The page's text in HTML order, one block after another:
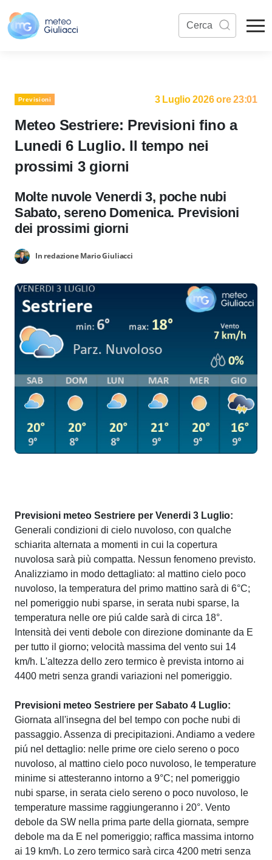
Previsioni 3 Luglio 2026 ore 23:01
Meteo Sestriere: Previsioni fino a
Lunedi 6 Luglio. Il tempo nei
prossimi 3 giorni
Molte nuvole Venerdi 3, poche nubi
Sabato, sereno Domenica. Previsioni
dei prossimi giorni
In redazione Mario Giuliacci
Previsioni meteo Sestriere per Venerdi 3 Luglio:
Generali condizioni di cielo nuvoloso, con qualche
schiarita alternata a momenti in cui la copertura
nuvolosa sarà più compatta. Nessun fenomeno previsto.
Analizziamo in modo dettagliato: al mattino cielo poco
nuvoloso, la temperatura del primo mattino sarà di 6°C;
nel pomeriggio nubi sparse, in serata nubi sparse, la
temperatura nelle ore piú calde sarà di circa 18°.
Intensità dei venti debole con direzione dominante da E
per tutto il giorno; velocità massima del vento sui 14
km/h. L'altezza dello zero termico è prevista intorno ai
4400 metri senza grandi variazioni nel pomeriggio.
Previsioni meteo Sestriere per Sabato 4 Luglio:
Giornata all'insegna del bel tempo con poche nubi di
passaggio. Assenza di precipitazioni. Andiamo a vedere
piú nel dettaglio: nelle prime ore cielo sereno o poco
nuvoloso, al mattino cielo poco nuvoloso, le temperature
minime si attesteranno intorno a 9°C; nel pomeriggio
nubi sparse, in serata cielo sereno o poco nuvoloso, le
temperature massime raggiungeranno i 20°. Vento
debole da SW nella prima parte della giornata, sempre
debole ma da E nel pomeriggio; raffica massima intorno
ai 19 km/h. Lo zero termico sarà circa 4200 metri senza